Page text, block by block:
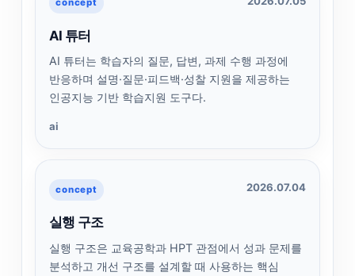
concept
AI 튜터
AI 튜터는 학습자의 질문, 답변, 과제 수행 과정에
반응하며 설명·질문·피드백·성찰 지원을 제공하는
인공지능 기반 학습지원 도구다.
ai
concept 2026.07.04
실행 구조
실행 구조은 교육공학과 HPT 관점에서 성과 문제를
분석하고 개선 구조를 설계할 때 사용하는 핵심